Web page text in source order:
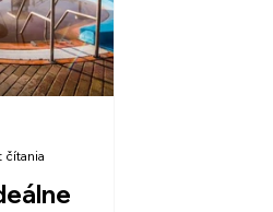
čítania